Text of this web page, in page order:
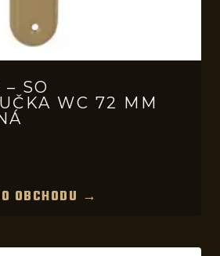
SO
WC 72 MM
OBCHODU →